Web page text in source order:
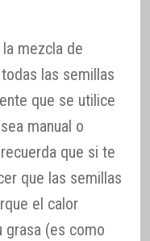
mezcla de
las semillas
que se utilice
manual o
que si te
que las semillas
el calor
grasa (es como